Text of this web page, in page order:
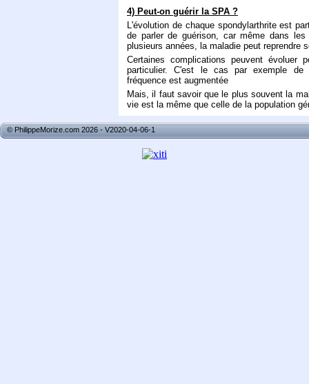
4) Peut-on guérir la SPA ?
L'évolution de chaque spondylarthrite est
de parler de guérison, car même dans
plusieurs années, la maladie peut reprendre
Certaines complications peuvent évoluer
particulier. C'est le cas par exemple de
fréquence est augmentée
Mais, il faut savoir que le plus souvent la
vie est la même que celle de la population
© PhilippeMorize.com 2026 - V2020-04-06-1